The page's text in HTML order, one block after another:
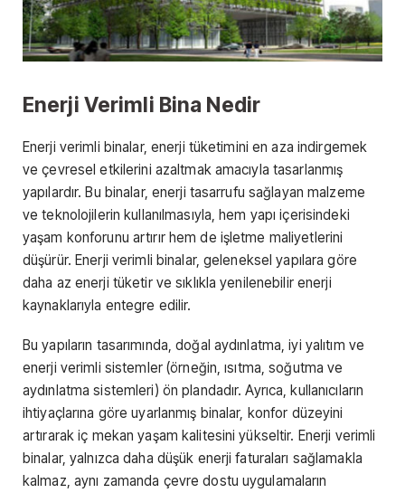
Enerji Verimli Bina Nedir
Enerji verimli binalar, enerji tüketimini en aza indirgemek
ve çevresel etkilerini azaltmak amacıyla tasarlanmış
yapılardır. Bu binalar, enerji tasarrufu sağlayan malzeme
ve teknolojilerin kullanılmasıyla, hem yapı içerisindeki
yaşam konforunu artırır hem de işletme maliyetlerini
düşürür. Enerji verimli binalar, geleneksel yapılara göre
daha az enerji tüketir ve sıklıkla yenilenebilir enerji
kaynaklarıyla entegre edilir.
Bu yapıların tasarımında, doğal aydınlatma, iyi yalıtım ve
enerji verimli sistemler (örneğin, ısıtma, soğutma ve
aydınlatma sistemleri) ön plandadır. Ayrıca, kullanıcıların
ihtiyaçlarına göre uyarlanmış binalar, konfor düzeyini
artırarak iç mekan yaşam kalitesini yükseltir. Enerji verimli
binalar, yalnızca daha düşük enerji faturaları sağlamakla
kalmaz, aynı zamanda çevre dostu uygulamaların